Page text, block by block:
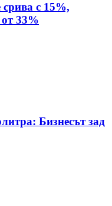
с 15%,
33%
Бизнесът зад